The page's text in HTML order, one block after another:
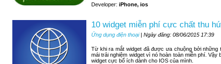
Developer: iPhone, ios
10 widget miễn phí cực chất thu
Ứng dụng điện thoại| Ngày đăng: 08/06/2015 17:39
Từ khi ra mắt widget đã được ưa chuộng bởi
mái trải nghiệm widget vì nó hoàn toàn miễn phí.
widget cực bổ ích dành cho IOS của mình.